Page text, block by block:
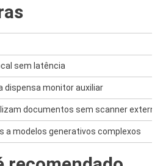
sem latência
dispensa monitor auxiliar
documentos sem scanner externo
a modelos generativos complexos